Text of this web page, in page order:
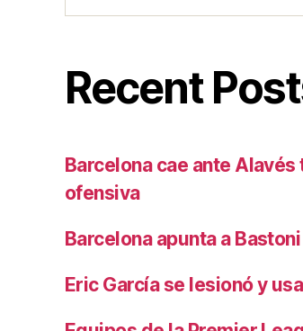
Recent
Barcelona cae ante
ofensiva
Barcelona apunta a
Eric García se lesionó y